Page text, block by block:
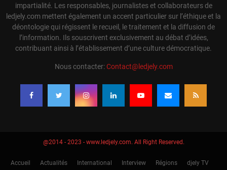
impartialité. Les responsables, journalistes et collaborateurs de
ledjely.com mettent également un accent particulier sur l’éthique et la
déontologie qui régissent le recueil, le traitement et la diffusion de
l’information. Ils souscrivent exclusivement au débat d’idées,
contribuant ainsi à l’établissement d’une culture démocratique.
Nous contacter:Contact@ledjely.com
@2014 - 2023 - www.ledjely.com. All Right Reserved.
Accueil Actualités International Interview Régions djely TV